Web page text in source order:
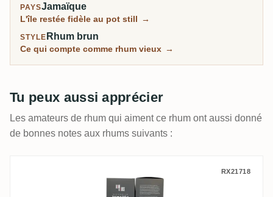
PAYSJamaïque
L'île restée fidèle au pot still →
STYLE Rhum brun
Ce qui compte comme rhum vieux →
Tu peux aussi apprécier
Les amateurs de rhum qui aiment ce rhum ont aussi donné
de bonnes notes aux rhums suivants :
Romdeluxe Hampden Wild Series Rum
RX21718